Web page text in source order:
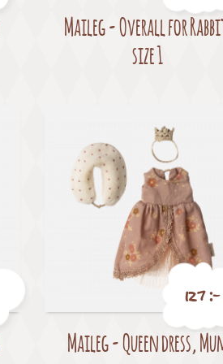
Pris
Maileg - Overall for
size 1
Pris
127 :-
Maileg - Queen dress,